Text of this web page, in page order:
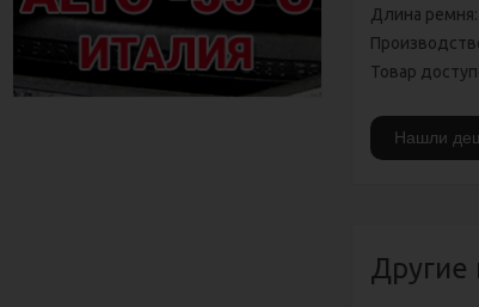
Длина ремня:
Товар
Другие